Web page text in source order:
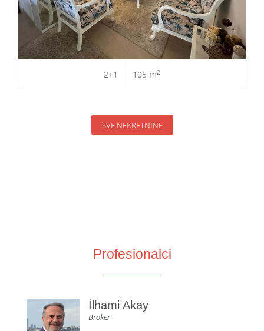
2+1 105 m2
SVE NEKRETNINE
Profesionalci
İlhami Akay
Broker